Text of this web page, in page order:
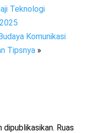
Teknologi
Komunikasi
Tipsnya»
dipublikasikan. Ruas